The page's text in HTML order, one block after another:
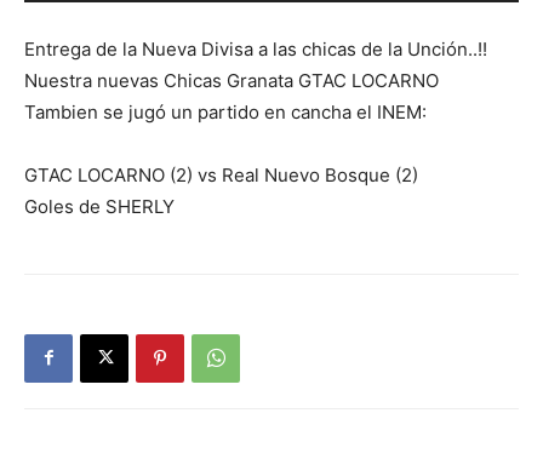
Entrega de la Nueva Divisa a las chicas de la Unción..!!
Nuestra nuevas Chicas Granata GTAC LOCARNO
Tambien se jugó un partido en cancha el INEM:
GTAC LOCARNO (2) vs Real Nuevo Bosque (2)
Goles de SHERLY